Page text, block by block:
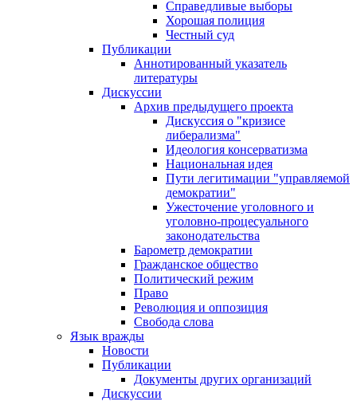
Справедливые выборы
Хорошая полиция
Честный суд
Публикации
Аннотированный указатель
литературы
Дискуссии
Архив предыдущего проекта
Дискуссия о "кризисе
либерализма"
Идеология консерватизма
Национальная идея
Пути легитимации "управляемой
демократии"
Ужесточение уголовного и
уголовно-процесуального
законодательства
Барометр демократии
Гражданское общество
Политический режим
Право
Революция и оппозиция
Свобода слова
Язык вражды
Новости
Публикации
Документы других организаций
Дискуссии